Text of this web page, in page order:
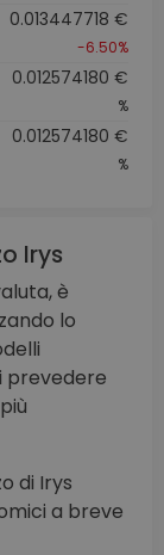
0.013447718 €
-6.50%
0.012574180 €
%
0.012574180 €
%
Irys
è
lo
prevedere
di Irys
a breve